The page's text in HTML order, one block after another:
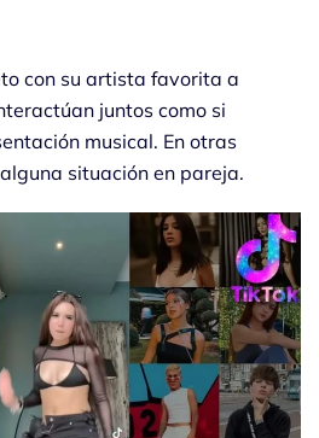
con su artista favorita a
juntos como si
musical. En otras
situación en pareja.